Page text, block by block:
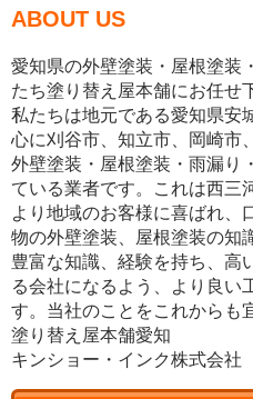
ABOUT US
愛知県の外壁塗装・屋根塗装
たち塗り替え屋本舗にお任せ
私たちは地元である愛知県安
心に刈谷市、知立市、岡崎市
外壁塗装・屋根塗装・雨漏り
ている業者です。これは西三
より地域のお客様に喜ばれ、
物の外壁塗装、屋根塗装の知
豊富な知識、経験を持ち、高
る会社になるよう、より良い
す。当社のことをこれからも
塗り替え屋本舗愛知
キンショー・インク株式会社